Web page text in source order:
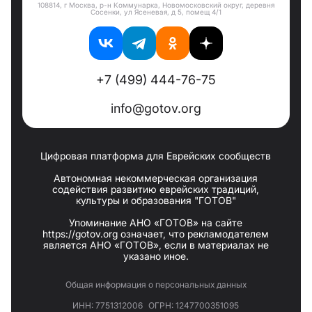
108814, г Москва, р-н Коммунарка, Новомосковский округ, деревня
Сосенки, ул Ясеневая, д 5, помещ 4/1
+7 (499) 444-76-75
info@gotov.org
Цифровая платформа для Еврейских сообществ
Автономная некоммерческая организация
содействия развитию еврейских традиций,
культуры и образования "ГОТОВ"
Упоминание АНО «ГОТОВ» на сайте
https://gotov.org означает, что рекламодателем
является АНО «ГОТОВ», если в материалах не
указано иное.
Общая информация о персональных данных
ИНН: 7751312006 ОГРН: 1247700351095